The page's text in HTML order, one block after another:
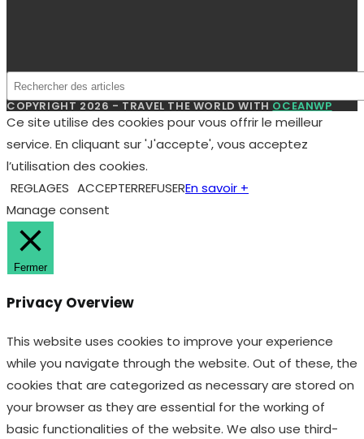
COPYRIGHT 2026 - TRAVEL THE WORLD WITHOCEANWP
Ce site utilise des cookies pour vous offrir le meilleur
service. En cliquant sur 'J'accepte', vous acceptez
l’utilisation des cookies.
REGLAGES ACCEPTERREFUSEREn savoir +
Manage consent
Fermer
Privacy Overview
This website uses cookies to improve your experience
while you navigate through the website. Out of these, the
cookies that are categorized as necessary are stored on
your browser as they are essential for the working of
basic functionalities of the website. We also use third-